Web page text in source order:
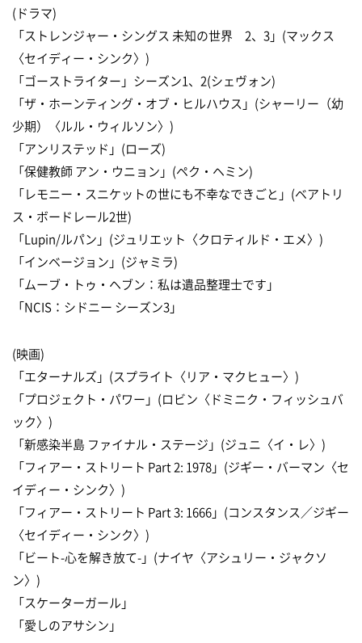
(ドラマ)
「ストレンジャー・シングス 未知の世界 2、3」(マックス
〈セイディー・シンク〉)
「ゴーストライター」シーズン1、2(シェヴォン)
「ザ・ホーンティング・オブ・ヒルハウス」(シャーリー（幼
少期）〈ルル・ウィルソン〉)
「アンリステッド」(ローズ)
「保健教師 アン・ウニョン」(ペク・ヘミン)
「レモニー・スニケットの世にも不幸なできごと」(ベアトリ
ス・ボードレール2世)
「Lupin/ルパン」(ジュリエット〈クロティルド・エメ〉)
「インベージョン」(ジャミラ)
「ムーブ・トゥ・ヘブン：私は遺品整理士です」
「NCIS：シドニー シーズン3」
(映画)
「エターナルズ」(スプライト〈リア・マクヒュー〉)
「プロジェクト・パワー」(ロビン〈ドミニク・フィッシュバ
ック〉)
「新感染半島 ファイナル・ステージ」(ジュニ〈イ・レ〉)
「フィアー・ストリート Part 2: 1978」(ジギー・バーマン〈セ
イディー・シンク〉)
「フィアー・ストリート Part 3: 1666」(コンスタンス／ジギー
〈セイディー・シンク〉)
「ビート-心を解き放て-」(ナイヤ〈アシュリー・ジャクソ
ン〉)
「スケーターガール」
「愛しのアサシン」